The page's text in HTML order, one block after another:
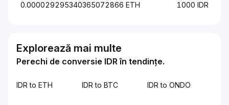
0.000029295340365072866 ETH 1000 IDR
Explorează mai multe
Perechi de conversie IDR în tendințe.
IDR to ETH IDR to BTC IDR to ONDO